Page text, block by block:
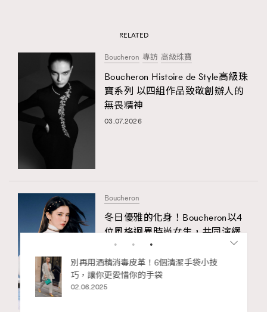
RELATED
Boucheron 專訪 高級珠寶
Boucheron Histoire de Style高級珠
寶系列 以四組作品致敬創辦人的
無畏精神
03.07.2026
Boucheron
冬日優雅的化身！Boucheron以4
位風格迥異時尚女生，共同演繹
冬季的經典故事
30.12.2025
別再用酒精消毒皮革！6個清潔手袋小技
巧，讓你更愛惜你的手袋
02.06.2025